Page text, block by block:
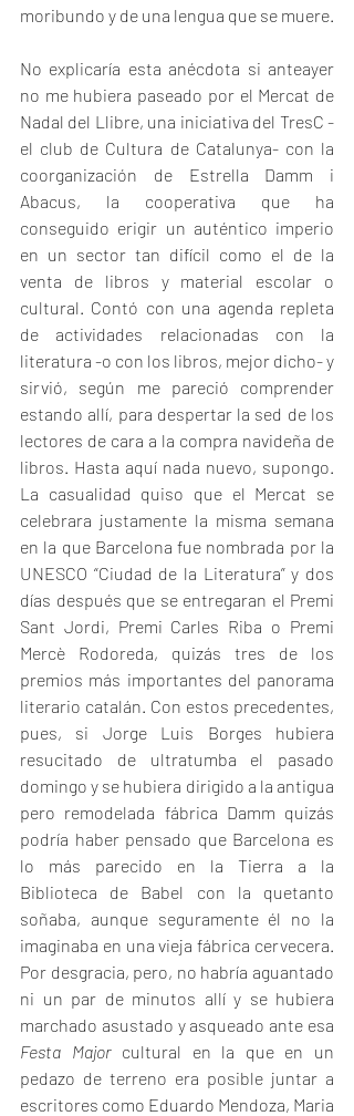
moribundo y de una lengua que se muere.
No explicaría esta anécdota si anteayer
no me hubiera paseado por el Mercat de
Nadal del Llibre, una iniciativa del TresC -
el club de Cultura de Catalunya- con la
coorganización de Estrella Damm i
Abacus, la cooperativa que ha
conseguido erigir un auténtico imperio
en un sector tan difícil como el de la
venta de libros y material escolar o
cultural. Contó con una agenda repleta
de actividades relacionadas con la
literatura -o con los libros, mejor dicho- y
sirvió, según me pareció comprender
estando allí, para despertar la sed de los
lectores de cara a la compra navideña de
libros. Hasta aquí nada nuevo, supongo.
La casualidad quiso que el Mercat se
celebrara justamente la misma semana
en la que Barcelona fue nombrada por la
UNESCO “Ciudad de la Literatura” y dos
días después que se entregaran el Premi
Sant Jordi, Premi Carles Riba o Premi
Mercè Rodoreda, quizás tres de los
premios más importantes del panorama
literario catalán. Con estos precedentes,
pues, si Jorge Luis Borges hubiera
resucitado de ultratumba el pasado
domingo y se hubiera dirigido a la antigua
pero remodelada fábrica Damm quizás
podría haber pensado que Barcelona es
lo más parecido en la Tierra a la
Biblioteca de Babel con la quetanto
soñaba, aunque seguramente él no la
imaginaba en una vieja fábrica cervecera.
Por desgracia, pero, no habría aguantado
ni un par de minutos allí y se hubiera
Festa Major cultural en la que en un
pedazo de terreno era posible juntar a
escritores como Eduardo Mendoza, Maria